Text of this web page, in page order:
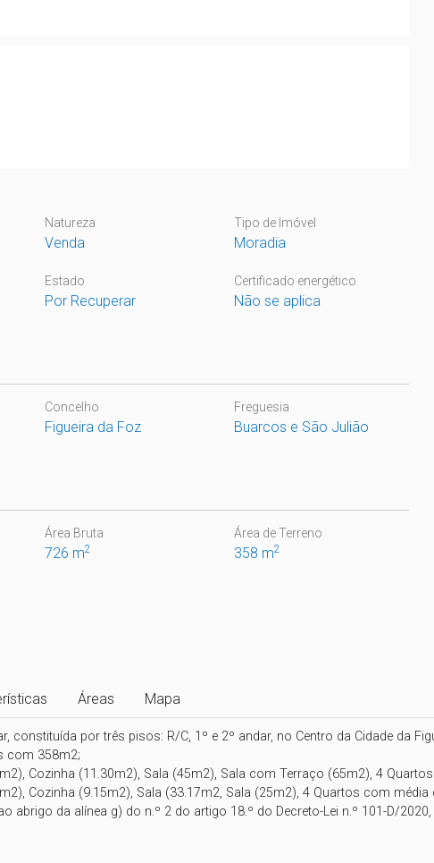
Natureza
Venda
Tipo de Imóvel
Moradia
Estado
Por Recuperar
Certificado energético
Não se aplica
Concelho
Figueira da Foz
Freguesia
Buarcos e São Julião
Área Bruta
726 m2
Área de Terreno
358 m2
Áreas Mapa
constituída por três pisos: R/C, 1º e 2º andar, no Centro da Cidade da
com 358m2;
Cozinha (11.30m2), Sala (45m2), Sala com Terraço (65m2), 4
Cozinha (9.15m2), Sala (33.17m2, Sala (25m2), 4 Quartos com
abrigo da alínea g) do n.º 2 do artigo 18.º do Decreto-Lei n.º 101-D/2020,